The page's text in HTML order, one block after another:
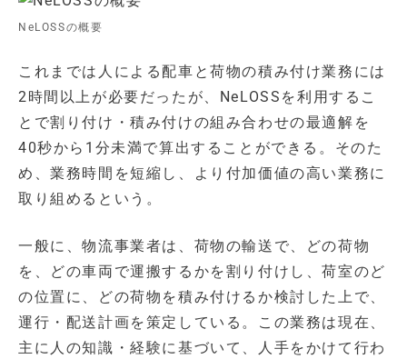
NeLOSSの概要
これまでは人による配車と荷物の積み付け業務には
2時間以上が必要だったが、NeLOSSを利用するこ
とで割り付け・積み付けの組み合わせの最適解を
40秒から1分未満で算出することができる。そのた
め、業務時間を短縮し、より付加価値の高い業務に
取り組めるという。
一般に、物流事業者は、荷物の輸送で、どの荷物
を、どの車両で運搬するかを割り付けし、荷室のど
の位置に、どの荷物を積み付けるか検討した上で、
運行・配送計画を策定している。この業務は現在、
主に人の知識・経験に基づいて、人手をかけて行わ